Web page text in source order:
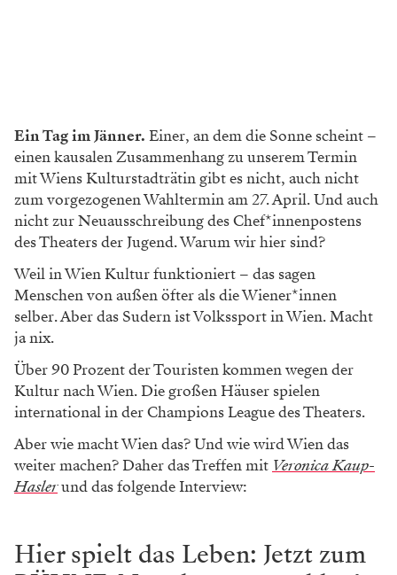
Ein Tag im Jänner. Einer, an dem die Sonne scheint –
einen kausalen Zusammenhang zu unserem Termin
mit Wiens Kulturstadträtin gibt es nicht, auch nicht
zum vorgezogenen Wahltermin am 27. April. Und auch
nicht zur Neuausschreibung des Chef*innenpostens
des Theaters der Jugend. Warum wir hier sind?
Weil in Wien Kultur funktioniert – das sagen
Menschen von außen öfter als die Wiener*innen
selber. Aber das Sudern ist Volkssport in Wien. Macht
ja nix.
Über 90 Prozent der Touristen kommen wegen der
Kultur nach Wien. Die großen Häuser spielen
international in der Champions League des Theaters.
Aber wie macht Wien das? Und wie wird Wien das
weiter machen? Daher das Treffen mit Veronica Kaup-
Haslerund das folgende Interview:
Hier spielt das Leben: Jetzt zum